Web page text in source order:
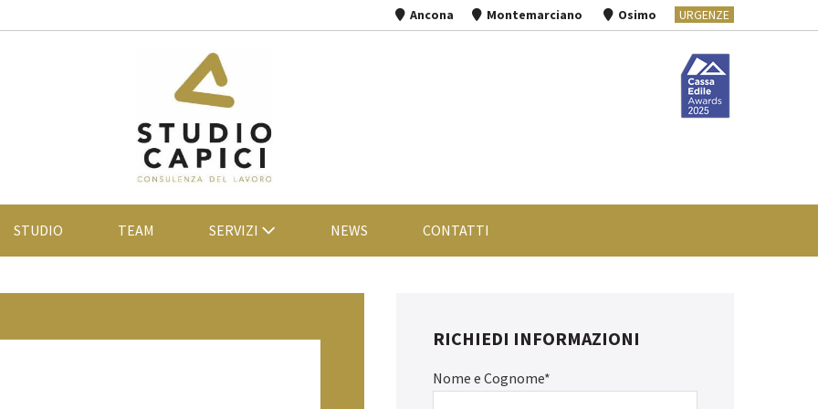
Ancona Montemarciano Osimo URGENZE
STUDIO TEAM SERVIZI NEWS CONTATTI
RICHIEDI INFORMAZIONI
Nome e Cognome*